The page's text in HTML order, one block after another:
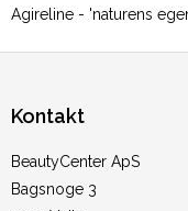
Agireline - 'naturens
Kontakt
BeautyCenter ApS
Bagsnoge 3